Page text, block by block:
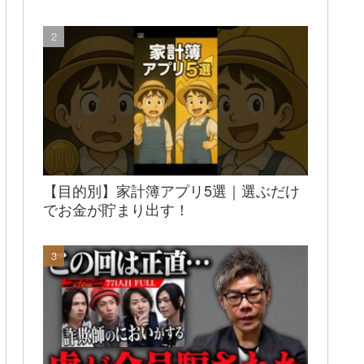
【目的別】家計簿アプリ5選｜選ぶだけ
でお金が貯まり出す！